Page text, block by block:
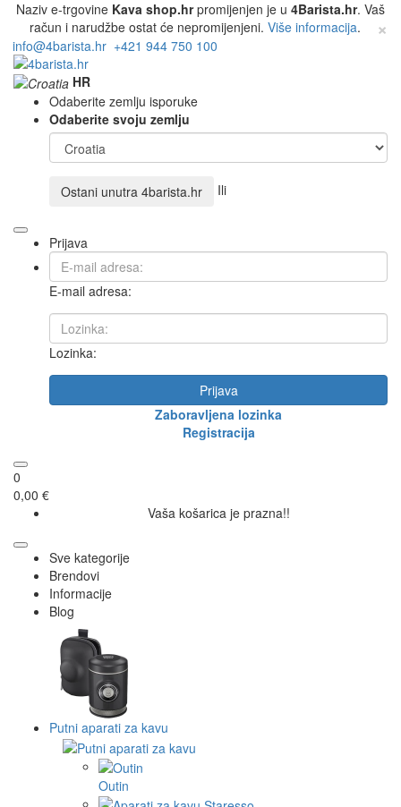
Naziv e-trgovine Kava shop.hrpromijenjen je u 4Barista.hr. Vaš
račun i narudžbe ostat će nepromijenjeni. Više informacija. ×
info@4barista.hr +421 944 750 100
HR
Odaberite zemlju isporuke
Odaberite svoju zemlju
Ostani unutra 4barista.hr Ili
Prijava
E-mail adresa:
Lozinka:
Prijava
Zaboravljena lozinka
Registracija
0
0,00 €
Vaša košarica je prazna!!
Sve kategorije
Brendovi
Informacije
Blog
Putni aparati za kavu
Outin